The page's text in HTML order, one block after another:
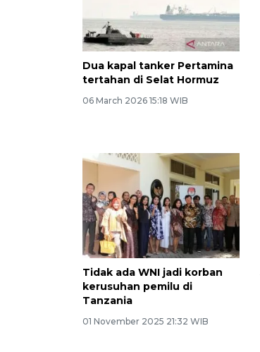
Dua kapal tanker Pertamina
tertahan di Selat Hormuz
06 March 2026 15:18 WIB
Tidak ada WNI jadi korban
kerusuhan pemilu di
Tanzania
01 November 2025 21:32 WIB